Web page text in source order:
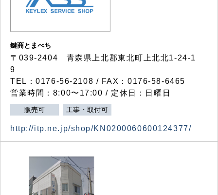
鍵商とまべち
〒039-2404 青森県上北郡東北町上北北1-24-1
9
TEL：0176-56-2108 / FAX：0176-58-6465
営業時間：8:00〜17:00 / 定休日：日曜日
販売可 工事・取付可
http://itp.ne.jp/shop/KN0200060600124377/